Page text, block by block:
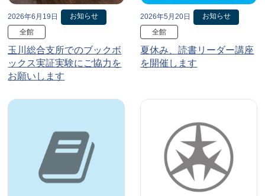
2026年6月19日
お知らせ
全館
玉川総合支所でのブックボ
ックス実証実験にご協力を
お願いします
2026年5月20日
お知らせ
全館
夏休み、読書リーダー講座
を開催します